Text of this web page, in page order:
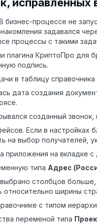
исправленных
процессе не
задавался
процессы с такими
плагина КриптоПро для
подпись.
в таблицу
дата создания
созданный звонок,
Если в настройках
на выбор получателей,
приложения на вкладке
типа Адрес
выбрано столбцов
относительно ширины
с типом
переменой типа